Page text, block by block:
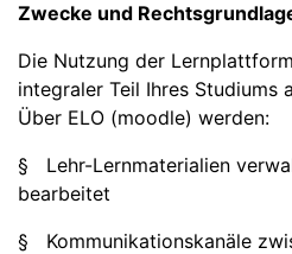
Zwecke und
Die Nutzung der
integraler Teil Ihres Studiums
Über ELO (moodle) werden:
§ Lehr-Lernmaterialien
bearbeitet
§ Kommunikationskanäle